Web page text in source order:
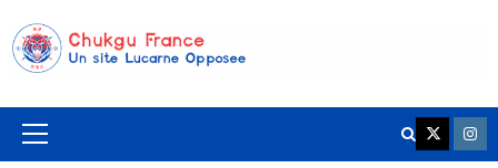
au
contenu
Menu
K League